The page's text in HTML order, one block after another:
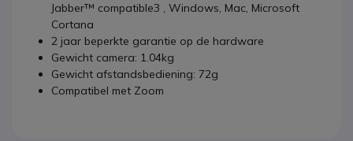
Jabber™ compatible3 , Windows, Mac, Microsoft
Cortana
2 jaar beperkte garantie op de hardware
Gewicht camera: 1.04kg
Gewicht afstandsbediening: 72g
Compatibel met Zoom